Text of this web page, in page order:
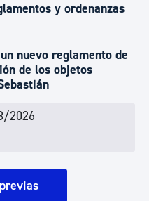
y ordenanzas
nuevo reglamento de
de los objetos
2026